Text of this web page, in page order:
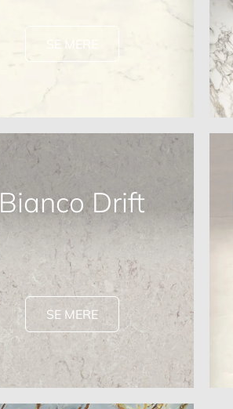
SE MERE
Bianco Drift
SE MERE